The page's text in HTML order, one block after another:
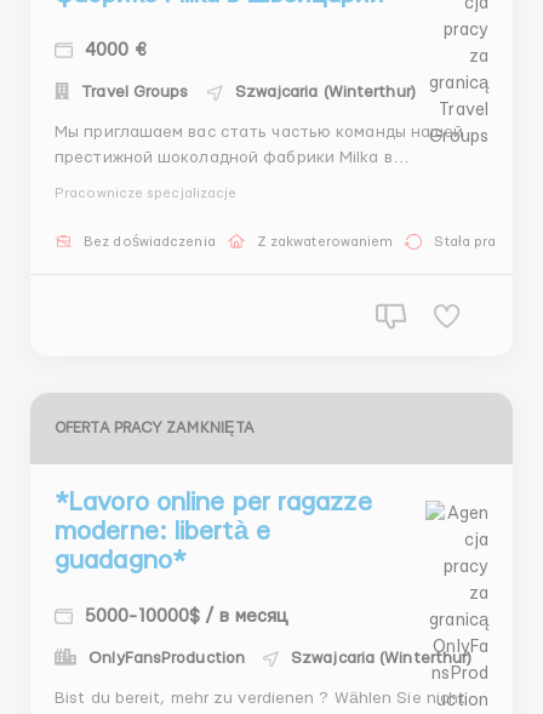
4000 €
Travel Groups Szwajcaria (Winterthur)
Мы приглашаем вас стать частью команды нашей
престижной шоколадной фабрики Milka в
производства и поддержания высокого качества
Pracownicze specjalizacje
Bez doświadczenia Z zakwaterowaniem Stała praca
OFERTA PRACY ZAMKNIĘTA
*Lavoro online per ragazze
moderne: libertà e
guadagno*
5000-10000$ / в месяц
OnlyFansProduction Szwajcaria (Winterthur)
Bist du bereit, mehr zu verdienen ? Wählen Sie nicht